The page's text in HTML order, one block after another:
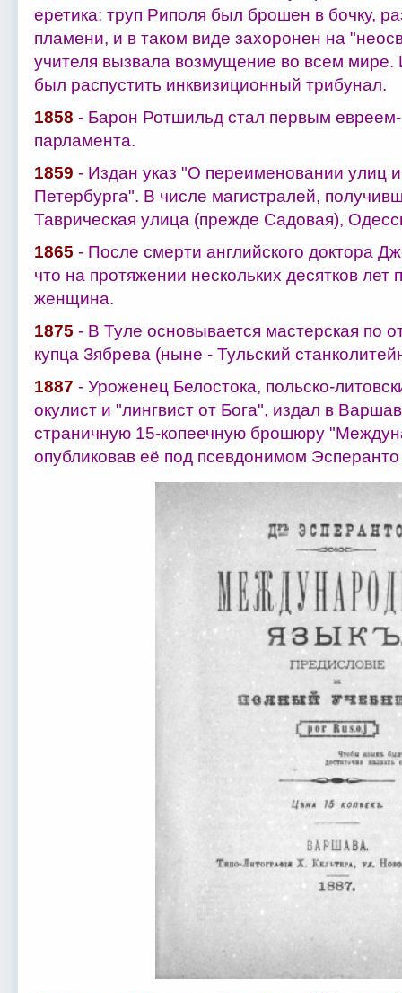
еретика: труп Риполя был брошен в бочку,
пламени, и в таком виде захоронен на
учителя вызвала возмущение во всем мире.
был распустить инквизиционный трибунал.
1858 - Барон Ротшильд стал первым евреем-
парламента.
1859 - Издан указ "О переименовании улиц
Петербурга". В числе магистралей,
Таврическая улица (прежде Садовая),
1865 - После смерти английского доктора
что на протяжении нескольких десятков
женщина.
1875 - В Туле основывается мастерская по
купца Зябрева (ныне - Тульский
1887 - Уроженец Белостока, польско-
окулист и "лингвист от Бога", издал в
страничную 15-копеечную брошюру
опубликовав её под псевдонимом